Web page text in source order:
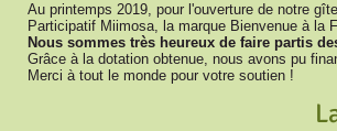
Au printemps 2019, pour l'ouverture de notre
Participatif Miimosa, la marque Bienvenue à la
Nous sommes très heureux de faire partis
Grâce à la dotation obtenue, nous avons pu
Merci à tout le monde pour votre soutien !